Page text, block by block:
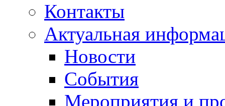
Контакты
Актуальная
Новости
События
Мероприятия и